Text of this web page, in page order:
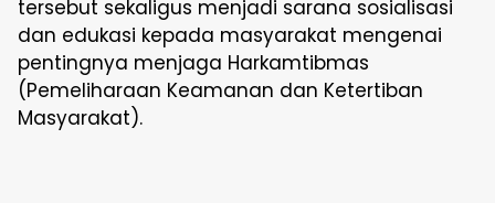
tersebut sekaligus menjadi sarana sosialisasi
dan edukasi kepada masyarakat mengenai
pentingnya menjaga Harkamtibmas
(Pemeliharaan Keamanan dan Ketertiban
Masyarakat).